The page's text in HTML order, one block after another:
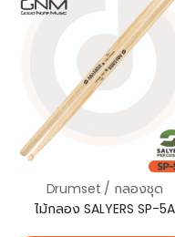
Drumset / กลองชุด
ไม้กลอง SALYERS SP-5A